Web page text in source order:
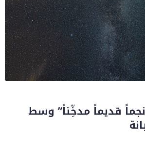
21 “نجماً قديماً مدخِّناً” وسط